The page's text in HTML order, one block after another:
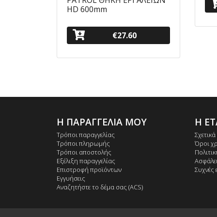
HD 600mm
€27.60
Η ΠΑΡΑΓΓΕΛΙΑ ΜΟΥ
Τρόποι παραγγελίας
Τρόποι πληρωμής
Τρόποι αποστολής
Εξέλιξη παραγγελίας
Επιστροφή προϊόντων
Εγγυήσεις
Αναζητήστε το δέμα σας (ACS)
Η
Όροι
Συχνές